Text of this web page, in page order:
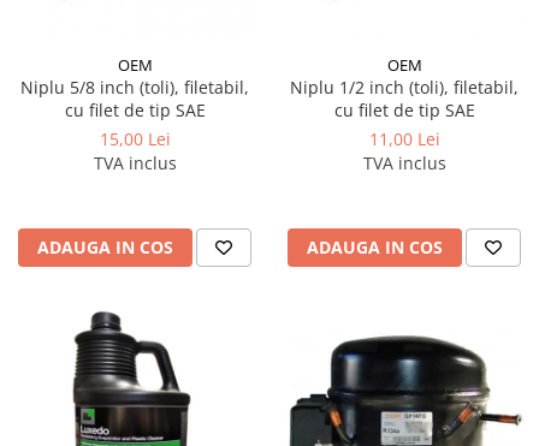
OEM
Niplu 5/8 inch (toli), filetabil,
cu filet de tip SAE
15,00 Lei
TVA inclus
ADAUGA IN COS
OEM
Niplu 1/2 inch (toli), filetabil,
cu filet de tip SAE
11,00 Lei
TVA inclus
ADAUGA IN COS